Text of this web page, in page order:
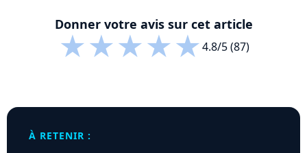
Donner votre avis sur cet article
★★★★★4.8/5 (87)
À RETENIR :